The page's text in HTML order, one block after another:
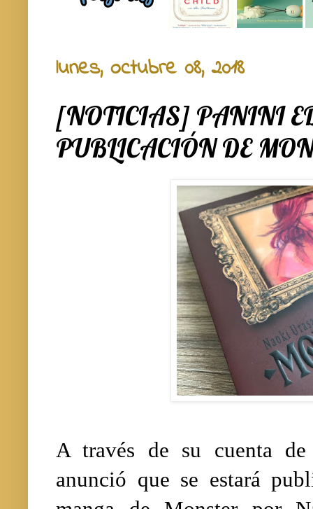
lunes, octubre 08, 2018
[NOTICIAS] PANINI
PUBLICACIÓN DE
A través de su cuenta de
anunció que se estará